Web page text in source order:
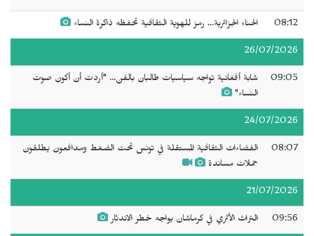
08:12 الحناء الجزائرية... رمز للهوية الثقافية تحفظه ذاكرة النساء
26/07/2026
09:05
شابة أفغانية تواجه سياسيات طالبان بالفن... "أردت أن أكون صوت
النساء"
24/07/2026
08:07
الفضاءات الثقافية المستقلة في تونس تحت الضغط ومدافعون يطلقون
حملات مساندة
21/07/2026
09:56 التراث الأثري في كرماشان يواجه خطر الاندثار